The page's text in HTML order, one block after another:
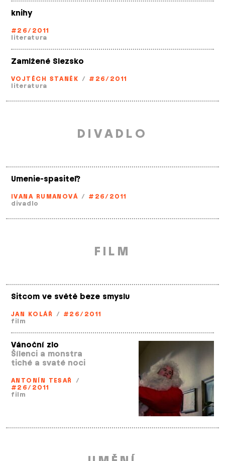
knihy
#26/2011
literatura
Zamlžené Slezsko
VOJTĚCH STANĚK / #26/2011
literatura
DIVADLO
Umenie­-spasiteľ?
IVANA RUMANOVÁ / #26/2011
divadlo
FILM
Sitcom ve světě beze smyslu
JAN KOLÁŘ / #26/2011
film
Vánoční zlo
Šílenci a monstra
tiché a svaté noci
ANTONÍN TESAŘ
/
#26/2011
film